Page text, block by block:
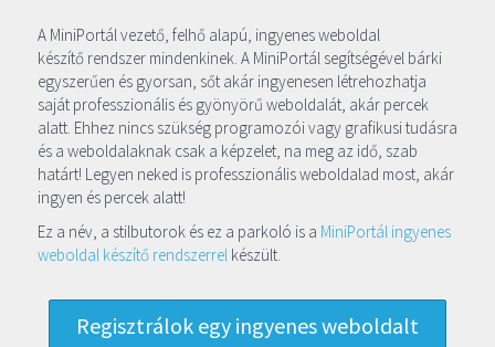
A MiniPortál vezető, felhő alapú, ingyenes weboldal
készítő rendszer mindenkinek. A MiniPortál segítségével bárki
egyszerűen és gyorsan, sőt akár ingyenesen létrehozhatja
saját professzionális és gyönyörű weboldalát, akár percek
alatt. Ehhez nincs szükség programozói vagy grafikusi tudásra
és a weboldalaknak csak a képzelet, na meg az idő, szab
határt! Legyen neked is professzionális weboldalad most, akár
ingyen és percek alatt!
Ez a név, a stilbutorok és ez a parkoló is a MiniPortál ingyenes
weboldal készítő rendszerrel készült.
Regisztrálok egy ingyenes weboldalt